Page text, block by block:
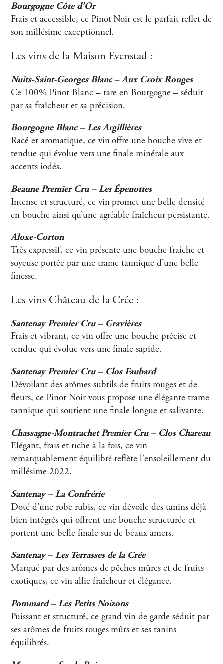
Bourgogne Côte d’Or
Frais et accessible, ce Pinot Noir est le parfait reflet de
son millésime exceptionnel.
Les vins de la Maison Evenstad :
Nuits-Saint-Georges Blanc – Aux Croix Rouges
Ce 100% Pinot Blanc – rare en Bourgogne – séduit
par sa fraîcheur et sa précision.
Bourgogne Blanc – Les Argillières
Racé et aromatique, ce vin offre une bouche vive et
tendue qui évolue vers une finale minérale aux
accents iodés.
Beaune Premier Cru – Les Épenottes
Intense et structuré, ce vin promet une belle densité
en bouche ainsi qu’une agréable fraîcheur persistante.
Aloxe-Corton
Très expressif, ce vin présente une bouche fraîche et
soyeuse portée par une trame tannique d’une belle
finesse.
Les vins Château de la Crée :
Santenay Premier Cru – Gravières
Frais et vibrant, ce vin offre une bouche précise et
tendue qui évolue vers une finale sapide.
Santenay Premier Cru – Clos Faubard
Dévoilant des arômes subtils de fruits rouges et de
fleurs, ce Pinot Noir vous propose une élégante trame
tannique qui soutient une finale longue et salivante.
Chassagne-Montrachet Premier Cru – Clos Chareau
Elégant, frais et riche à la fois, ce vin
remarquablement équilibré reflète l’ensoleillement du
millésime 2022.
Santenay – La Confrérie
Doté d’une robe rubis, ce vin dévoile des tanins déjà
bien intégrés qui offrent une bouche structurée et
portent une belle finale sur de beaux amers.
Santenay – Les Terrasses de la Crée
Marqué par des arômes de pêches mûres et de fruits
exotiques, ce vin allie fraîcheur et élégance.
Pommard – Les Petits Noizons
Puissant et structuré, ce grand vin de garde séduit par
ses arômes de fruits rouges mûrs et ses tanins
équilibrés.